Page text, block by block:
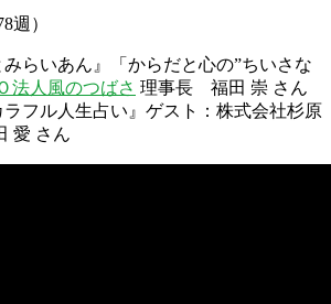
週）
らいあん』「からだと心の”ちいさな
法人風のつばさ 理事長 福田 崇 さん
フル人生占い』ゲスト：株式会社杉原
愛 さん